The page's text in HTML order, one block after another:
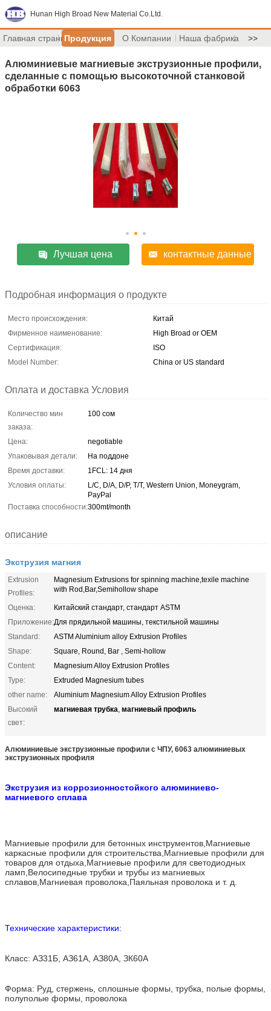
Hunan High Broad New Material Co.Ltd.
Главная страницаПродукция О Компании Наша фабрика >>
Алюминиевые магниевые экструзионные профили,
сделанные с помощью высокоточной станковой
обработки 6063
Лучшая цена контактные данные
Подробная информация о продукте
Место происхождения:
Китай
Фирменное наименование:
High Broad or OEM
Сертификация:
ISO
Model Number:
China or US standard
Оплата и доставка Условия
Количество мин
заказа:
100 сом
Цена:
negotiable
Упаковывая детали:
На поддоне
Время доставки:
1FCL: 14 дня
Условия оплаты:
L/C, D/A, D/P, T/T, Western Union, Moneygram,
PayPal
Поставка способности:300mt/month
описание
Экструзия магния
Extrusion
Profiles:
Magnesium Extrusions for spinning machine,texile machine
with Rod,Bar,Semihollow shape
Оценка:
Китайский стандарт, стандарт ASTM
Приложение:Для прядильной машины, текстильной машины
Standard:
ASTM Aluminium alloy Extrusion Profiles
Shape:
Square, Round, Bar , Semi-hollow
Content:
Magnesium Alloy Extrusion Profiles
Type:
Extruded Magnesium tubes
other name:
Aluminium Magnesium Alloy Extrusion Profiles
Высокий
свет:
магниевая трубка, магниевый профиль
Алюминиевые экструзионные профили с ЧПУ, 6063 алюминиевых
экструзионных профиля
Экструзия из коррозионностойкого алюминиево-
магниевого сплава
Магниевые профили для бетонных инструментов,Магниевые
каркасные профили для строительства,Магниевые профили для
товаров для отдыха,Магниевые профили для светодиодных
ламп,Велосипедные трубки и трубы из магниевых
сплавов,Магниевая проволока,Паяльная проволока и т. д.
Технические характеристики:
Класс: АЗ31Б, АЗ61А, АЗ80А, ЗК60А
Форма: Руд, стержень, сплошные формы, трубка, полые формы,
полуполые формы, проволока